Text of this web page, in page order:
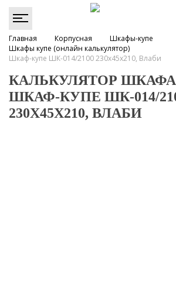
Главная Корпусная
Шкафы-купе
Шкафы купе (онлайн калькулятор)
Шкаф-купе ШК-014/2100 230х45х210, Влаби
КАЛЬКУЛЯТОР
ШКАФ-КУПЕ ШК-014/
230Х45Х210, ВЛАБИ